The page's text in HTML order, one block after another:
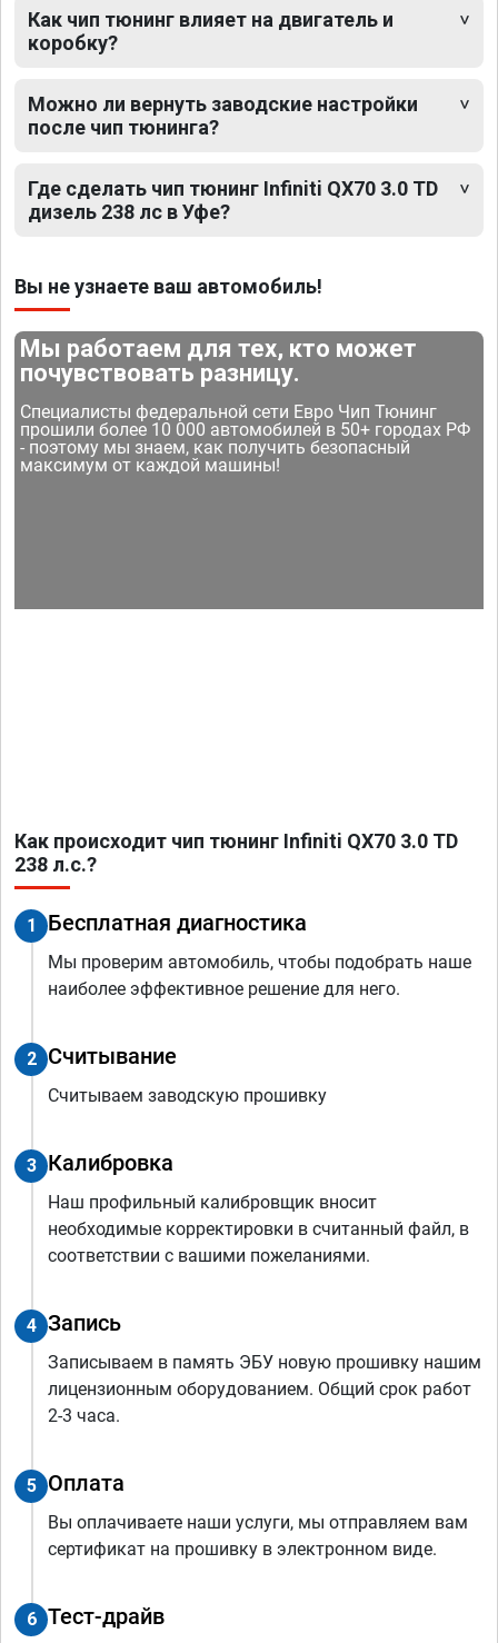
Как чип тюнинг влияет на двигатель и
коробку?
Можно ли вернуть заводские настройки
после чип тюнинга?
Где сделать чип тюнинг Infiniti QX70 3.0 TD
дизель 238 лс в Уфе?
Вы не узнаете ваш автомобиль!
Мы работаем для тех, кто может
почувствовать разницу.
Специалисты федеральной сети Евро Чип Тюнинг
прошили более 10 000 автомобилей в 50+ городах РФ
- поэтому мы знаем, как получить безопасный
максимум от каждой машины!
Как происходит чип тюнинг Infiniti QX70 3.0 TD
238 л.с.?
1 Бесплатная диагностика
Мы проверим автомобиль, чтобы подобрать наше
наиболее эффективное решение для него.
2 Считывание
Считываем заводскую прошивку
3 Калибровка
Наш профильный калибровщик вносит
необходимые корректировки в считанный файл, в
соответствии с вашими пожеланиями.
4 Запись
Записываем в память ЭБУ новую прошивку нашим
лицензионным оборудованием. Общий срок работ
2-3 часа.
5 Оплата
Вы оплачиваете наши услуги, мы отправляем вам
сертификат на прошивку в электронном виде.
6 Тест-драйв